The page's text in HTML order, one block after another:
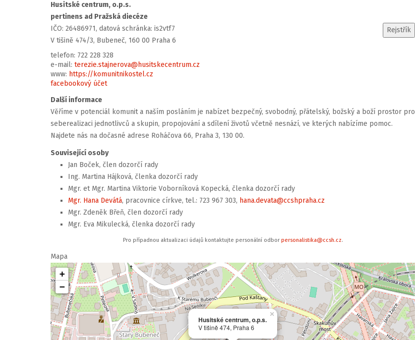
Husitské centrum, o.p.s.
pertinens ad Pražská diecéze
IČO: 26486971, datová schránka: is2vtf7
V tišině 474/3, Bubeneč, 160 00 Praha 6
telefon: 722 228 328
e-mail: terezie.stajnerova@husitskecentrum.cz
www: https://komunitnikostel.cz
facebookový účet
Další informace
Věříme v potenciál komunit a naším posláním je nabízet bezpečný, svobodný, přátelský, božský a boží prostor pro
seberealizaci jednotlivců a skupin, propojování a sdílení životů včetně nesnází, ve kterých nabízíme pomoc.
Najdete nás na dočasné adrese Roháčova 66, Praha 3, 130 00.
Související osoby
Jan Boček, člen dozorčí rady
Ing. Martina Hájková, členka dozorčí rady
Mgr. et Mgr. Martina Viktorie Voborníková Kopecká, členka dozorčí rady
Mgr. Hana Devátá, pracovnice církve, tel.: 723 967 303, hana.devata@ccshpraha.cz
Mgr. Zdeněk Břeň, člen dozorčí rady
Mgr. Eva Mikulecká, členka dozorčí rady
Pro případnou aktualizaci údajů kontaktujte personální odbor personalistika@ccsh.cz.
Mapa
Husitské centrum, o.p.s.
V tišině 474, Praha 6
×
+
−